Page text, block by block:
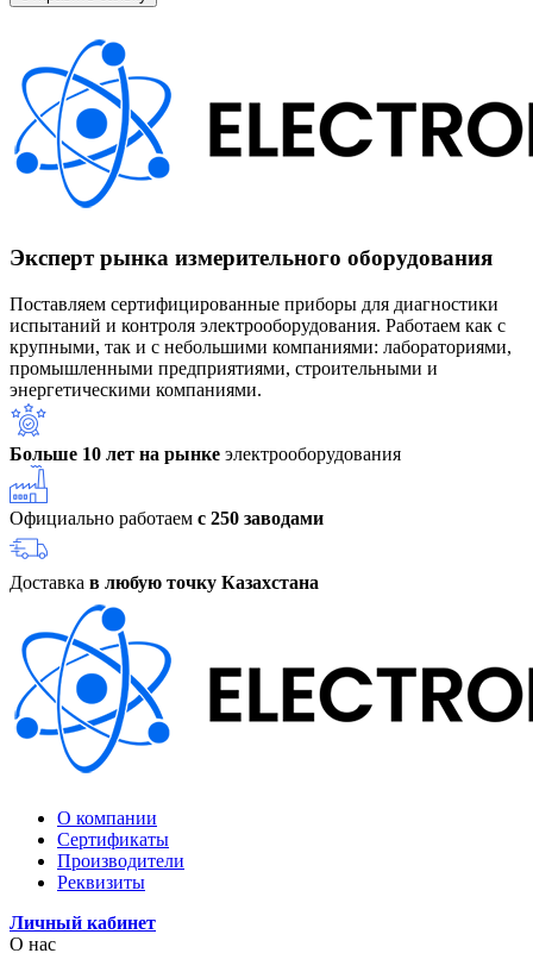
Эксперт рынка измерительного оборудования
Поставляем сертифицированные приборы для диагностики
испытаний и контроля электрооборудования. Работаем как с
крупными, так и с небольшими компаниями: лабораториями,
промышленными предприятиями, строительными и
энергетическими компаниями.
Больше 10 лет на рынке электрооборудования
Официально работаем с 250 заводами
Доставка в любую точку Казахстана
О компании
Сертификаты
Производители
Реквизиты
Личный кабинет
О нас